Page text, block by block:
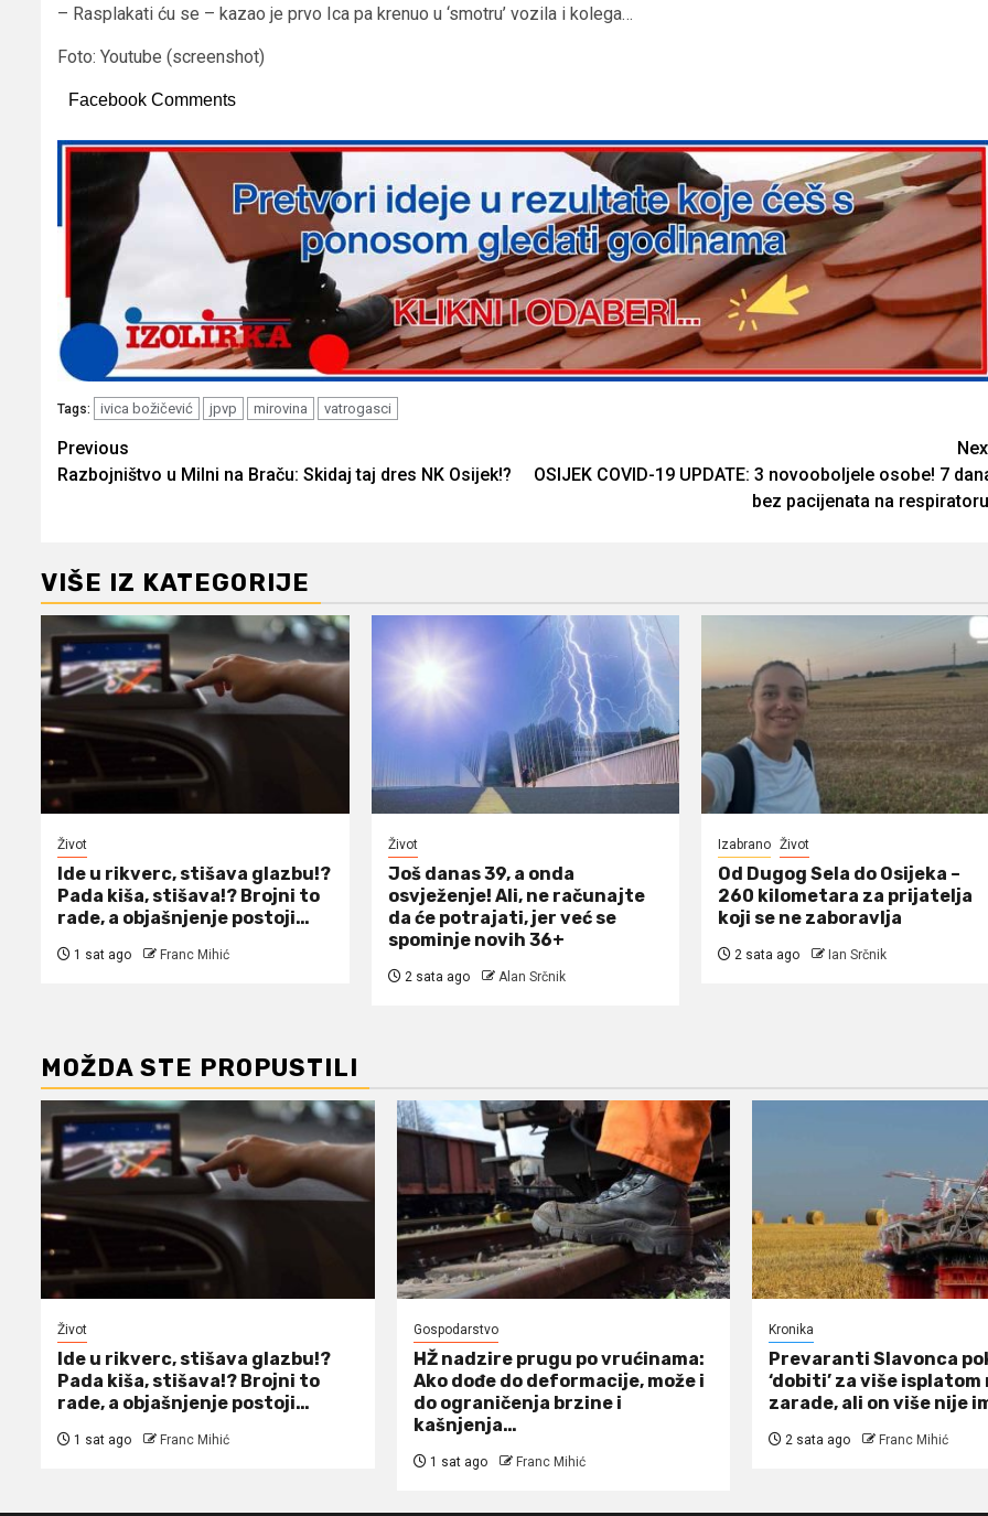
– Rasplakati ću se – kazao je prvo Ica pa krenuo u ‘smotru’ vozila i kolega…
Foto: Youtube (screenshot)
Facebook Comments
Tags: ivica božičević jpvp mirovina vatrogasci
Post
navigation
Previous
Razbojništvo u Milni na Braču: Skidaj taj dres NK Osijek!?
OSIJEK COVID-19 UPDATE: 3 novooboljele osobe! 7
bez pacijenata na
VIŠE IZ KATEGORIJE
Život
Ide u rikverc, stišava glazbu!?
Pada kiša, stišava!? Brojni to
rade, a objašnjenje postoji…
1 sat ago Franc Mihić
Život
Još danas 39, a onda
osvježenje! Ali, ne računajte
da će potrajati, jer već se
spominje novih 36+
2 sata ago Alan Srčnik
Izabrano Život
Od Dugog Sela do Osijeka –
260 kilometara za prijatelja
koji se ne zaboravlja
2 sata ago Ian Srčnik
MOŽDA STE PROPUSTILI
Život
Ide u rikverc, stišava glazbu!?
Pada kiša, stišava!? Brojni to
rade, a objašnjenje postoji…
1 sat ago Franc Mihić
Gospodarstvo
HŽ nadzire prugu po vrućinama:
Ako dođe do deformacije, može i
do ograničenja brzine i
kašnjenja…
1 sat ago Franc Mihić
Kronika
Prevaranti Slavonca
‘dobiti’ za više
zarade, ali on više nije
2 sata ago Franc Mihić